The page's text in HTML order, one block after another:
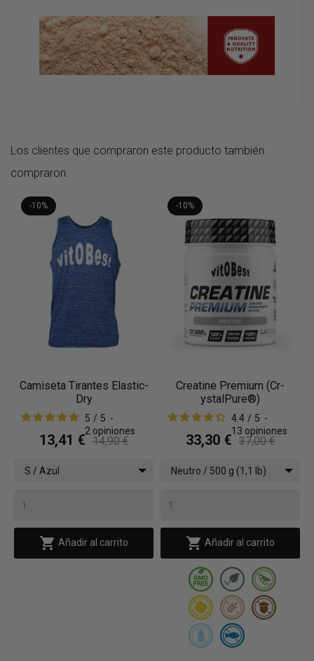
Los clientes que compraron este producto también
compraron:
-10%
Camiseta Tirantes Elastic-
Dry
5 / 5 -
2 opiniones
13,41 € 14,90 €
S / Azul
 Añadir al carrito
-10%
Creatine Premium (Cr-
ystalPure®)
4.4 / 5 -
13 opiniones
33,30 € 37,00 €
Neutro / 500 g (1,1 lb)
 Añadir al carrito